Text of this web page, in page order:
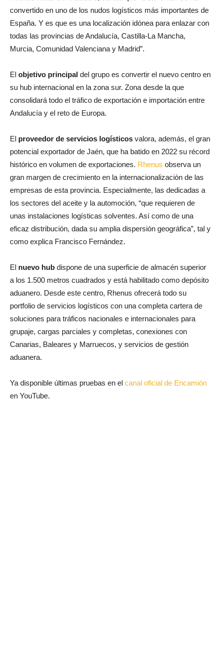
convertido en uno de los nudos logísticos más importantes de
España. Y es que es una localización idónea para enlazar con
todas las provincias de Andalucía, Castilla-La Mancha,
Murcia, Comunidad Valenciana y Madrid”.
El objetivo principal del grupo es convertir el nuevo centro en
su hub internacional en la zona sur. Zona desde la que
consolidará todo el tráfico de exportación e importación entre
Andalucía y el reto de Europa.
El proveedor de servicios logísticos valora, además, el gran
potencial exportador de Jaén, que ha batido en 2022 su récord
histórico en volumen de exportaciones. Rhenus observa un
gran margen de crecimiento en la internacionalización de las
empresas de esta provincia. Especialmente, las dedicadas a
los sectores del aceite y la automoción, “que requieren de
unas instalaciones logísticas solventes. Así como de una
eficaz distribución, dada su amplia dispersión geográfica”, tal y
como explica Francisco Fernández.
El nuevo hub dispone de una superficie de almacén superior
a los 1.500 metros cuadrados y está habilitado como depósito
aduanero. Desde este centro, Rhenus ofrecerá todo su
portfolio de servicios logísticos con una completa cartera de
soluciones para tráficos nacionales e internacionales para
grupaje, cargas parciales y completas, conexiones con
Canarias, Baleares y Marruecos, y servicios de gestión
aduanera.
Ya disponible últimas pruebas en el canal oficial de Encamión
en YouTube.